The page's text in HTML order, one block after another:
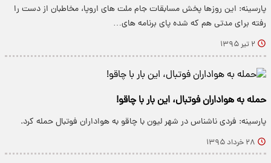
پارسینه: این روزها پخش مسابقات جام ملت های اروپا، مخاطبان از دست را
رفته برای مدتی هم که شده پای برنامه های…
۲ تیر ۱۳۹۵
حمله به هواداران فوتبال، این بار با چاقو!
پارسینه: فردی ناشناس در شهر لیون با چاقو به هواداران فوتبال حمله کرد.
۲۸ خرداد ۱۳۹۵